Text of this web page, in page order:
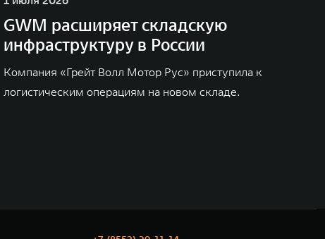
GWM расширяет складскую
инфраструктуру в России
Компания «Грейт Волл Мотор Рус» приступила к
логистическим операциям на новом складе.